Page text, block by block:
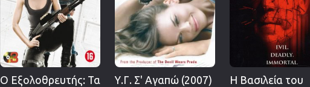
Ο Εξολοθρευτής: Τα
Υ.Γ. Σ' Αγαπώ (2007)
Η Βασιλεία του